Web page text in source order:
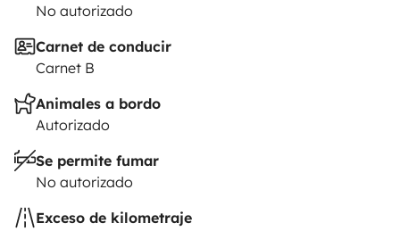
No autorizado
Carnet de conducir
Carnet B
Animales a bordo
Autorizado
Se permite fumar
No autorizado
Exceso de kilometraje